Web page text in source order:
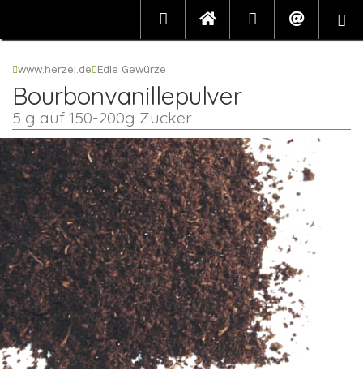
www.herzel.de Edle Gewürze
Bourbonvanillepulver
5 g auf 150-200g Zucker